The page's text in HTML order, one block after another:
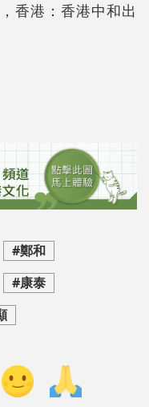
香港：香港中和出
#鄭和
#康泰